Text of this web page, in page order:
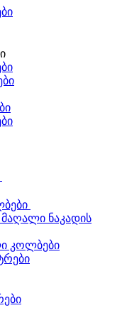
ნაკადის
კოლბები